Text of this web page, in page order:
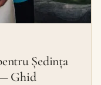
Ședința
Ghid